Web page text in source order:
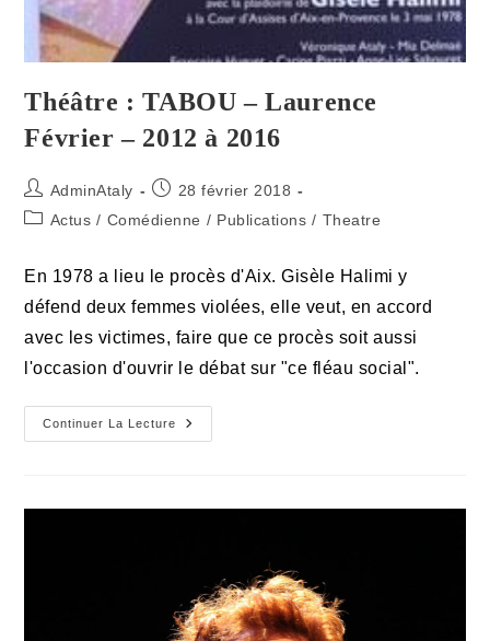
Théâtre : TABOU – Laurence
Février – 2012 à 2016
Auteur/autrice
de
AdminAtaly
Publication
publiée :
28 février 2018
PostActus / Comédienne / Publications / Theatre
En 1978 a lieu le procès d'Aix. Gisèle Halimi y
défend deux femmes violées, elle veut, en accord
avec les victimes, faire que ce procès soit aussi
l'occasion d'ouvrir le débat sur "ce fléau social".
Continuer La Lecture
Théâtre
: